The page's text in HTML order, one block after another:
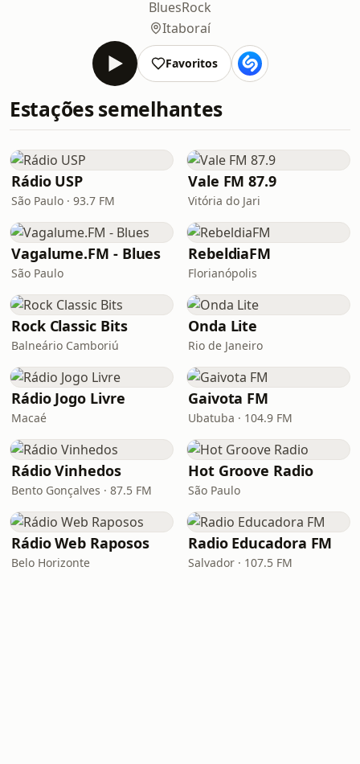
BluesRock
Itaboraí
Favoritos
Estações semelhantes
Rádio USP
São Paulo · 93.7 FM
Vale FM 87.9
Vitória do Jari
Vagalume.FM - Blues
São Paulo
RebeldiaFM
Florianópolis
Rock Classic Bits
Balneário Camboriú
Onda Lite
Rio de Janeiro
Rádio Jogo Livre
Macaé
Gaivota FM
Ubatuba · 104.9 FM
Rádio Vinhedos
Bento Gonçalves · 87.5 FM
Hot Groove Radio
São Paulo
Rádio Web Raposos
Belo Horizonte
Radio Educadora FM
Salvador · 107.5 FM